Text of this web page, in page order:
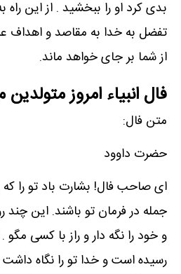
بدی کرد او را ببخشید . از این راه
تفضل به خدا به مقاصد و اهداف
از شما بر جای خواهد ماند.
فال انبیاء امروز متولدین
متن فال:
حضرت داوود
ای صاحب فال! بشارت باد تو را
جمله در فرمان تو باشند. این چند
و خود را نگه دار و راز با کسی
رسیده است و خدا تو را نگاه